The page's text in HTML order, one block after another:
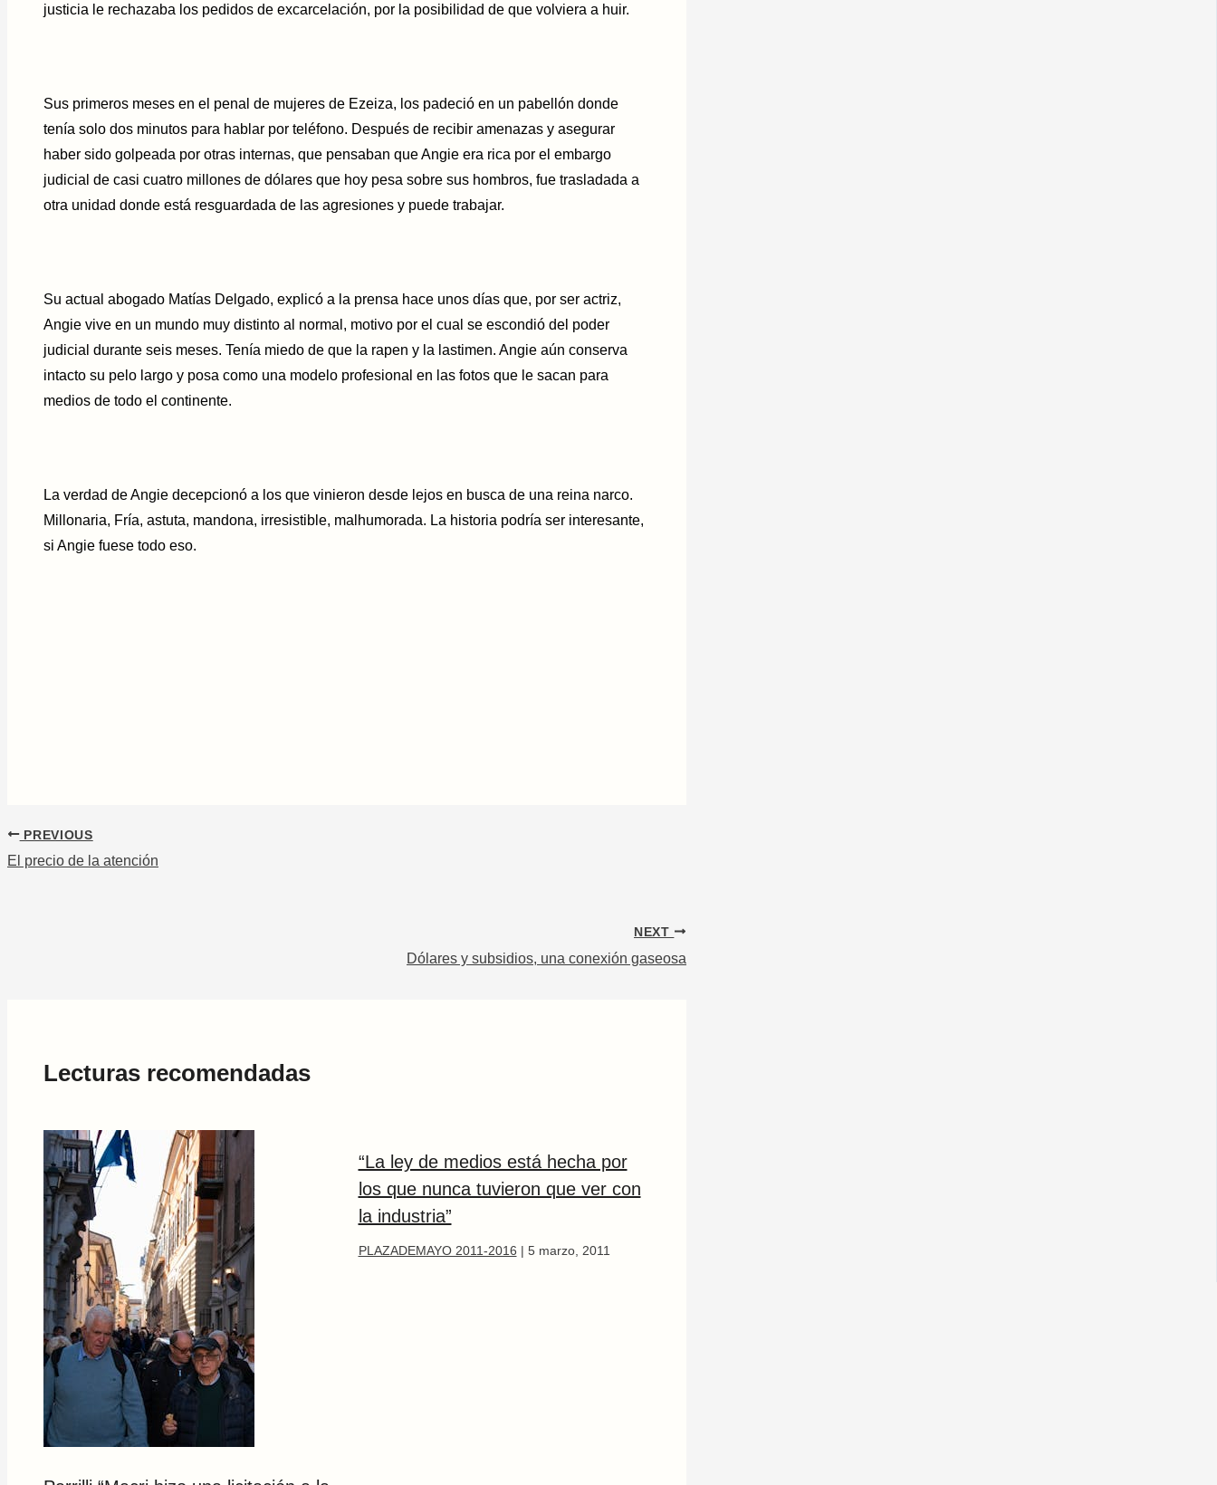
justicia le rechazaba los pedidos de excarcelación, por la posibilidad de que volviera a huir.
Sus primeros meses en el penal de mujeres de Ezeiza, los padeció en un pabellón donde
tenía solo dos minutos para hablar por teléfono. Después de recibir amenazas y asegurar
haber sido golpeada por otras internas, que pensaban que Angie era rica por el embargo
judicial de casi cuatro millones de dólares que hoy pesa sobre sus hombros, fue trasladada a
otra unidad donde está resguardada de las agresiones y puede trabajar.
Su actual abogado Matías Delgado, explicó a la prensa hace unos días que, por ser actriz,
Angie vive en un mundo muy distinto al normal, motivo por el cual se escondió del poder
judicial durante seis meses. Tenía miedo de que la rapen y la lastimen. Angie aún conserva
intacto su pelo largo y posa como una modelo profesional en las fotos que le sacan para
medios de todo el continente.
La verdad de Angie decepcionó a los que vinieron desde lejos en busca de una reina narco.
Millonaria, Fría, astuta, mandona, irresistible, malhumorada. La historia podría ser interesante,
si Angie fuese todo eso.
PREVIOUS
El precio de la atención
NEXT
Dólares y subsidios, una conexión gaseosa
Lecturas recomendadas
“La ley de medios está hecha por
los que nunca tuvieron que ver con
la industria”
PLAZADEMAYO 2011-2016 | 5 marzo, 2011